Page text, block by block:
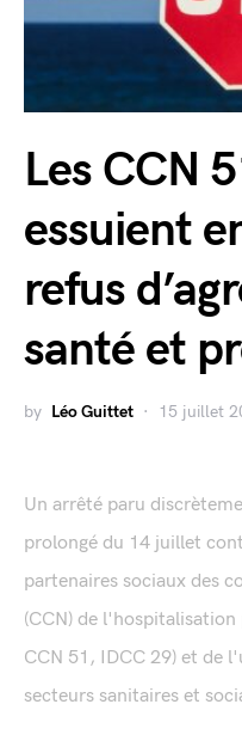
Les CCN
essuient
refus
santé et
by Léo Guittet 15 juillet
Un arrêté paru
prolongé du 14 juillet
partenaires sociaux des
(CCN) de
CCN 51, IDCC 29) et de
secteurs sanitaires et